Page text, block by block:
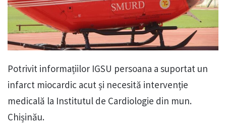
Potrivit informațiilor IGSU persoana a suportat un
infarct miocardic acut și necesită intervenție
medicală la Institutul de Cardiologie din mun.
Chișinău.